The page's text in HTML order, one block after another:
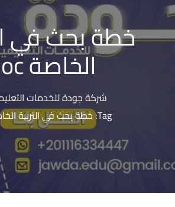
خطة بحث في
الخاصة doc
شركة جودة للخدمات
Tag: خطة بحث في التربية الخاصة doc